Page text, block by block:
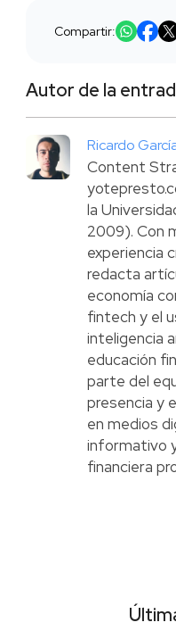
Compartir:
Autor de la
Ricardo
Content
la
2009). Con
experiencia
redacta
economía
fintech y el
inteligencia
educación
parte del
presencia y
en medios
informativo
financiera